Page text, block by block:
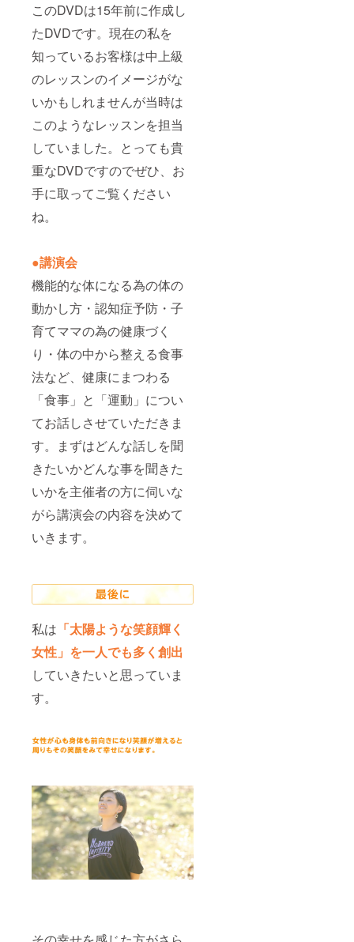
このDVDは15年前に作成し
たDVDです。現在の私を
知っているお客様は中上級
のレッスンのイメージがな
いかもしれませんが当時は
このようなレッスンを担当
していました。とっても貴
重なDVDですのでぜひ、お
手に取ってご覧ください
ね。
●講演会
機能的な体になる為の体の
動かし方・認知症予防・子
育てママの為の健康づく
り・体の中から整える食事
法など、健康にまつわる
「食事」と「運動」につい
てお話しさせていただきま
す。まずはどんな話しを聞
きたいかどんな事を聞きた
いかを主催者の方に伺いな
がら講演会の内容を決めて
いきます。
私は 「太陽ような笑顔輝く
女性」を一人でも多く創出
していきたいと思っていま
す。